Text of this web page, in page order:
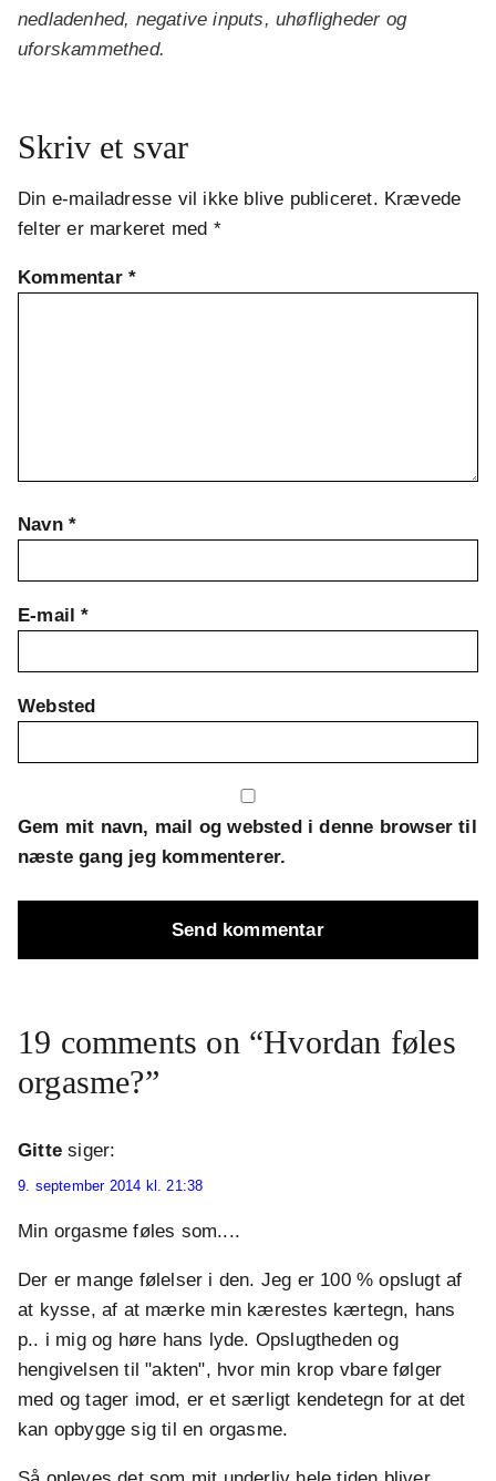
nedladenhed, negative inputs, uhøfligheder og
uforskammethed.
Skriv et svar
Din e-mailadresse vil ikke blive publiceret. Krævede
felter er markeret med *
Kommentar *
Navn *
E-mail*
Websted
Gem mit navn, mail og websted i denne browser til
næste gang jeg kommenterer.
19 comments on “Hvordan føles
orgasme?”
Gitte siger:
9. september 2014 kl. 21:38
Min orgasme føles som....
Der er mange følelser i den. Jeg er 100 % opslugt af
at kysse, af at mærke min kærestes kærtegn, hans
p.. i mig og høre hans lyde. Opslugtheden og
hengivelsen til "akten", hvor min krop vbare følger
med og tager imod, er et særligt kendetegn for at det
kan opbygge sig til en orgasme.